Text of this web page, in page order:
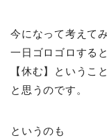
今になって考えて
一日ゴロゴロする
【休む】というこ
と思うのです。
というのも